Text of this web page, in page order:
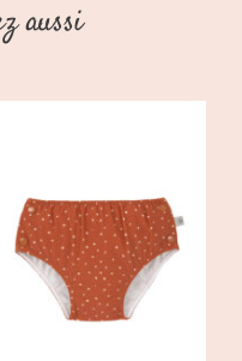
aussi
CHOIX DES
OPTIONS CE
PRODUIT
A
PLUSIEURS
/
DÉTAILS